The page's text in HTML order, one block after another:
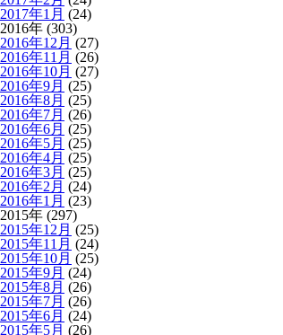
2017年1月 (24)
2016年 (303)
2016年12月 (27)
2016年11月 (26)
2016年10月 (27)
2016年9月 (25)
2016年8月 (25)
2016年7月 (26)
2016年6月 (25)
2016年5月 (25)
2016年4月 (25)
2016年3月 (25)
2016年2月 (24)
2016年1月 (23)
2015年 (297)
2015年12月 (25)
2015年11月 (24)
2015年10月 (25)
2015年9月 (24)
2015年8月 (26)
2015年7月 (26)
2015年6月 (24)
2015年5月 (26)